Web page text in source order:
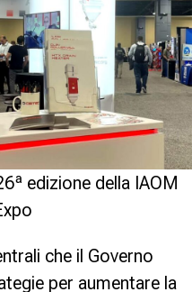
edizione della IAOM
che il Governo
per aumentare la